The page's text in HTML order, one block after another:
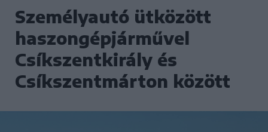
Személyautó ütközött
haszongépjárművel
Csíkszentkirály és
Csíkszentmárton között